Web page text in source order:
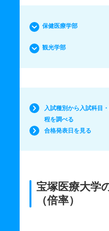
保健医療学部
観光学部
入試種別から入試科目・
程を調べる
合格発表日を見る
宝塚医療大学
（倍率）